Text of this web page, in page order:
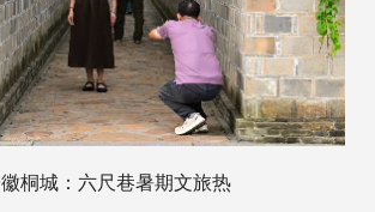
桐城：六尺巷暑期文旅热